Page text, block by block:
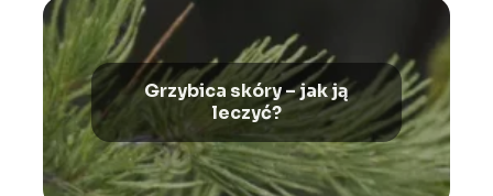
Grzybica skóry – jak ją
leczyć?